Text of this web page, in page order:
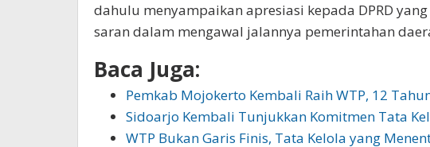
dahulu menyampaikan apresiasi kepada DPRD
saran dalam mengawal jalannya pemerintahan
Baca Juga:
Pemkab Mojokerto Kembali Raih WTP, 12
Sidoarjo Kembali Tunjukkan Komitmen Tata
WTP Bukan Garis Finis, Tata Kelola yang